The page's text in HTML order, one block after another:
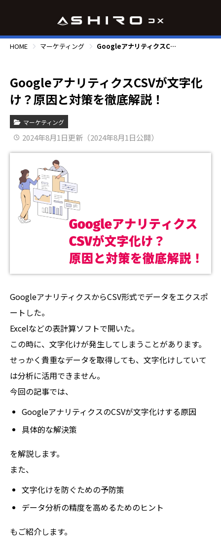
HOME マーケティング GoogleアナリティクスCSVが文字化け？原因と対策を徹底解説！
GoogleアナリティクスCSVが文字化
け？原因と対策を徹底解説！
マーケティング
2024年8月1日更新（2024年8月1日公開）
GoogleアナリティクスからCSV形式でデータをエクスポ
ートした。
Excelなどの表計算ソフトで開いた。
この時に、文字化けが発生してしまうことがあります。
せっかく貴重なデータを取得しても、文字化けしていて
は分析に活用できません。
今回の記事では、
GoogleアナリティクスのCSVが文字化けする原因
具体的な解決策
を解説します。
また、
文字化けを防ぐための予防策
データ分析の精度を高めるためのヒント
もご紹介します。